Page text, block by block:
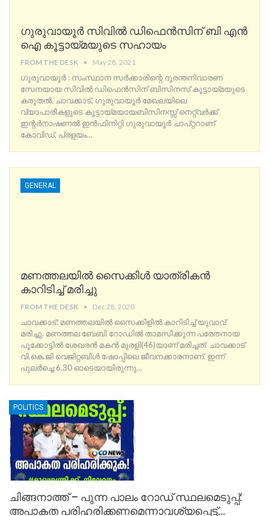
ഗുരുവായൂർ സിവിൽ ഡിഫെൻസിന് ബി എൻ
ഐ കൂട്ടായ്മയുടെ സഹായം
FROM THE DESK May 28, 2021
ഗുരുവായൂർ : സംസ്ഥാന സർക്കാരിന്റെ ദുരന്തനിവാരണ
സേനയായ സിവിൽ ഡിഫെൻസിന് ബിസിനസ് കൂട്ടായ്മയുടെ
കരുതൽ. ചാവക്കാട്, ഗുരുവായൂർ മേഖലയിലെ
വ്യാപാരികളുടെ കൂട്ടായ്മയായബിസിനസ്സ് നെറ്റ്‌വർക്ക്
ഇന്റർനാഷണൽ ഇൻഫിനിറ്റി ഗുരുവായൂർ ചാപ്റ്ററാണ്
കോവിഡ്, പ്രളയം…
GENERAL
മണത്തലയിൽ സൈക്കിൾ യാത്രികൻ
കാറിടിച്ച് മരിച്ചു
FROM THE DESK Dec 28, 2020
ചാവക്കാട്: മണത്തലയിൽ സൈക്കിളിൽ കാറിടിച്ച് യുവാവ്
മരിച്ചു. മണത്തല ബേബി റോഡിൽ താമസിക്കുന്ന പരേതനായ
പൂക്കോട്ടിൽ ശേഖരൻ മകൻ മുരളി(46)യാണ് മരിച്ചത്. ചാവക്കാട്‌
വി.കെ.ജി വെജിറ്റബിൾ ഷോപ്പിലെ ജീവനക്കാരനാണ്. ഇന്ന്
പുലർച്ചെ 6.30 ഓടെയായിരുന്നു…
POLITICS
ചിങ്ങനാത്ത് – പുന്ന പാലം റോഡ് സ്ഥലമെടുപ്പ്:
അപാകത പരിഹരിക്കണമെന്നാവശ്യപ്പെട്ട്…